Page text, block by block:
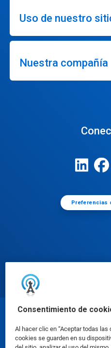
Consentimiento de
Al hacer clic en “Aceptar todas
cookies se guarden en su
Uso de nuestro
Nuestra compañía
Preferencias